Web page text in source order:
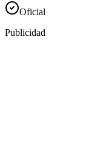
Oficial
Publicidad